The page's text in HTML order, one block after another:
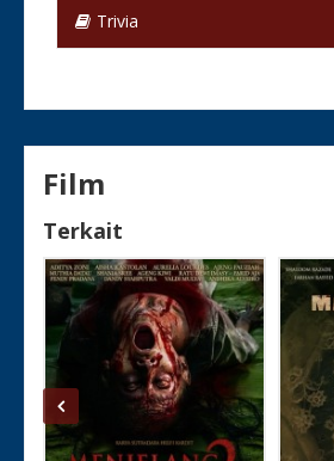
Trivia
Film
Terkait